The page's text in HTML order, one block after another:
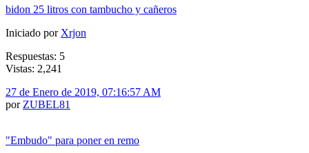
bidon 25 litros con tambucho y cañeros
Iniciado por Xrjon
Respuestas: 5
Vistas: 2,241
27 de Enero de 2019, 07:16:57 AM
por ZUBEL81
"Embudo" para poner en remo